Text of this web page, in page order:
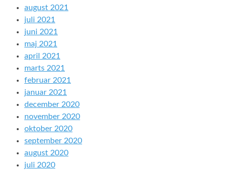
august 2021
juli 2021
juni 2021
maj 2021
april 2021
marts 2021
februar 2021
januar 2021
december 2020
november 2020
oktober 2020
september 2020
august 2020
juli 2020